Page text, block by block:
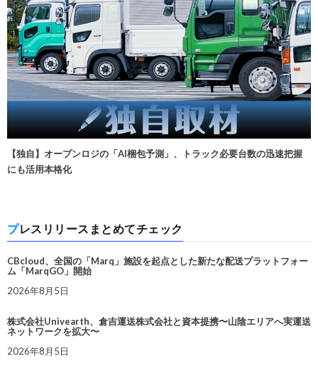
【独自】オープンロジの「AI梱包予測」、トラック必要台数の迅速把握
にも活用本格化
プレスリリースまとめてチェック
CBcloud、全国の「Marq」施設を起点とした新たな配送プラットフォー
ム「MarqGO」開始
2026年8月5日
株式会社Univearth、倉吉運送株式会社と資本提携〜山陰エリアへ実運送
ネットワークを拡大〜
2026年8月5日